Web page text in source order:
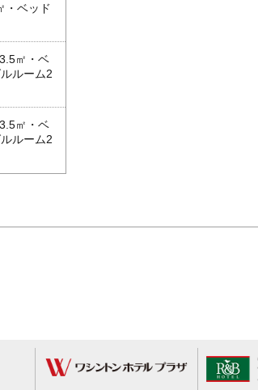
・ベッド
㎡・ベ
ルーム2
㎡・ベ
ルーム2